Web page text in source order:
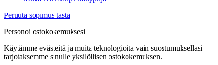
Peruuta sopimus tästä
Personoi ostokokemuksesi
Käytämme evästeitä ja muita teknologioita vain suostumuksellasi
tarjotaksemme sinulle yksilöllisen ostokokemuksen.